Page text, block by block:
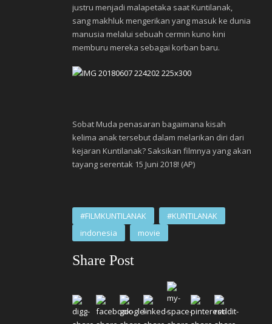
justru menjadi malapetaka saat Kuntilanak,
sang makhluk mengerikan yang masuk ke dunia
manusia melalui sebuah cermin kuno kini
memburu mereka sebagai korban baru.
Sobat Muda penasaran bagaimana kisah
kelima anak tersebut dalam melarikan diri dari
kejaran Kuntilanak? Saksikan filmnya yang akan
tayang serentak 15 Juni 2018! (AP)
#FILMKUNTILANAK
#KUNTILANAK
indonesia
movie
Share Post